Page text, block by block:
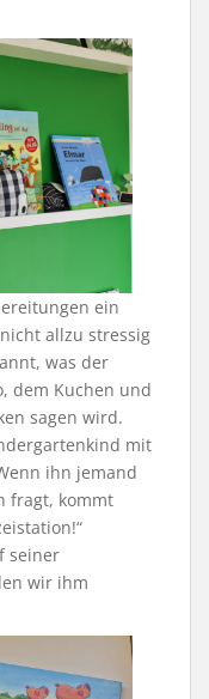
ein
allzu stressig
was der
dem Kuchen und
sagen wird.
mit
ihn jemand
fragt, kommt
seiner
wir ihm